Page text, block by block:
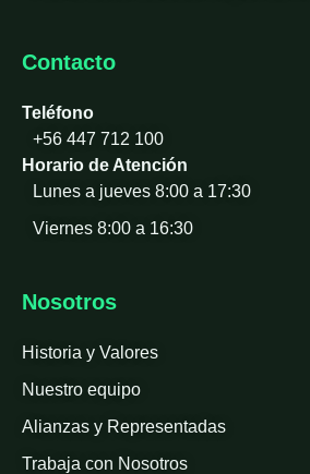
Contacto
Teléfono
+56 447 712 100
Horario de Atención
Lunes a jueves 8:00 a 17:30
Viernes 8:00 a 16:30
Nosotros
Historia y Valores
Nuestro equipo
Alianzas y Representadas
Trabaja con Nosotros